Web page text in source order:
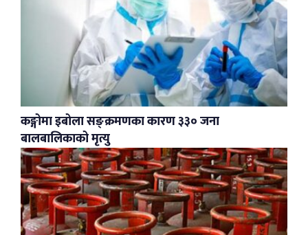
कङ्गोमा इबोला सङ्क्रमणका कारण ३३० जना
बालबालिकाको मृत्यु